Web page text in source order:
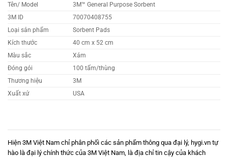
Tên/ Model
3M™ General Purpose Sorbent
3M ID
70070408755
Loại sản phẩm
Sorbent Pads
Kích thước
40 cm x 52 cm
Màu sắc
Xám
Đóng gói
100 tấm/thùng
Thương hiệu
3M
Xuất xứ
USA
Hiện 3M Việt Nam chỉ phân phối các sản phẩm thông qua đại lý, hygi.vn tự
hào là đại lý chính thức của 3M Việt Nam, là địa chỉ tin cậy của khách